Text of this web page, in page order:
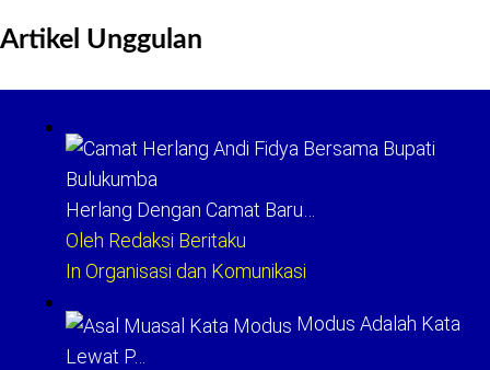
Artikel Unggulan
Herlang Dengan Camat Baru…
Oleh Redaksi Beritaku
In Organisasi dan Komunikasi
Modus Adalah Kata
Lewat P…